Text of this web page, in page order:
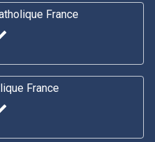
France
France